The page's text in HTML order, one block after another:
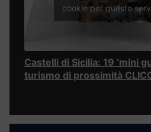
cookie per questo
Castelli di Sicilia: 19 ‘mini
turismo di prossimità